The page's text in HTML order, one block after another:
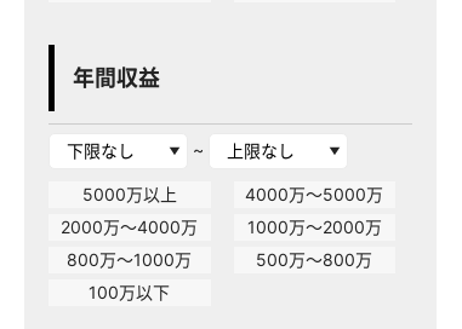
年間収益
~
5000万以上
4000万～5000万
2000万～4000万
1000万～2000万
800万～1000万
500万～800万
100万以下